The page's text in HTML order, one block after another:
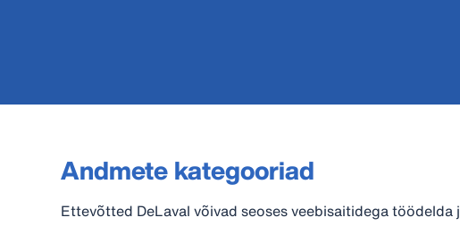
Andmete kategooriad
Ettevõtted DeLaval võivad seoses veebisaitidega